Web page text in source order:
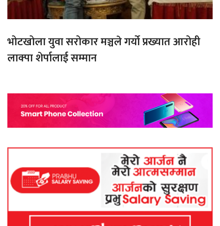
भोटखोला युवा सरोकार मञ्चले गर्यो प्रख्यात आरोही
लाक्पा शेर्पालाई सम्मान